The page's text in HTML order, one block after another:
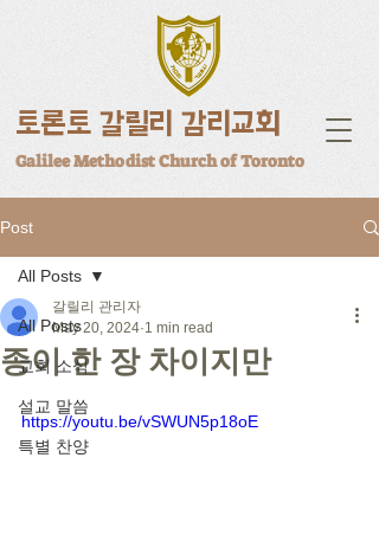
토론토 갈릴리 감리교회
Galilee Methodist Church of Toronto
Post
All Posts
교회 소식
설교 말씀
특별 찬양
All Posts
종이 한 장 차이지만
갈릴리 관리자
May 20, 2024 1 min read
https://youtu.be/vSWUN5p18oE